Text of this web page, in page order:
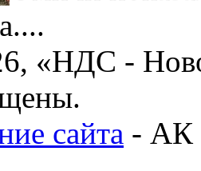
«НДС -
сайта - АК